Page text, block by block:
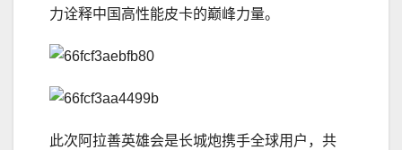
力诠释中国高性能皮卡的巅峰力量。
此次阿拉善英雄会是长城炮携手全球用户，共